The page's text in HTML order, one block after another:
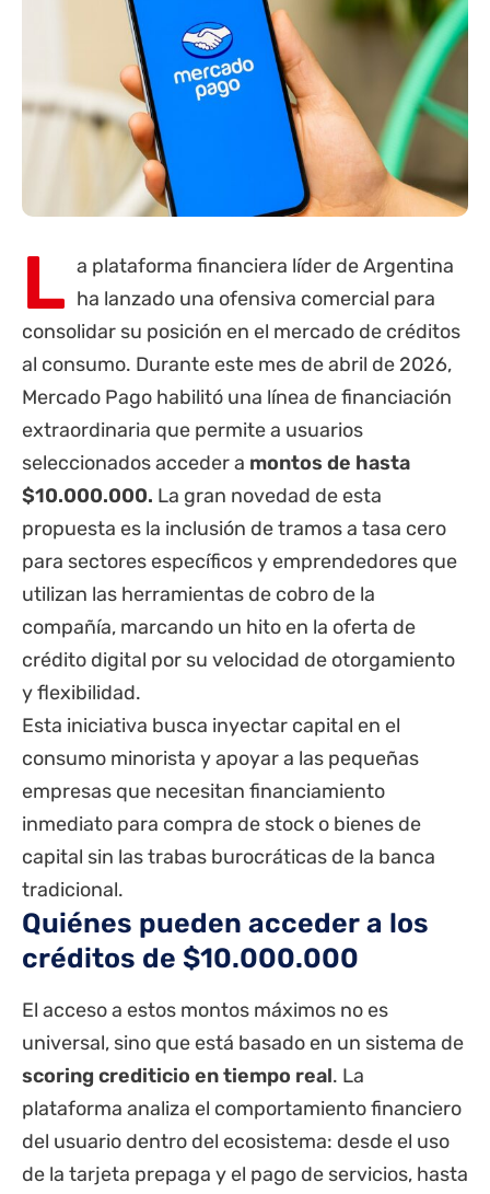
L a plataforma financiera líder de Argentina
ha lanzado una ofensiva comercial para
consolidar su posición en el mercado de créditos
al consumo. Durante este mes de abril de 2026,
Mercado Pago habilitó una línea de financiación
extraordinaria que permite a usuarios
seleccionados acceder a montos de hasta
$10.000.000. La gran novedad de esta
propuesta es la inclusión de tramos a tasa cero
para sectores específicos y emprendedores que
utilizan las herramientas de cobro de la
compañía, marcando un hito en la oferta de
crédito digital por su velocidad de otorgamiento
y flexibilidad.
Esta iniciativa busca inyectar capital en el
consumo minorista y apoyar a las pequeñas
empresas que necesitan financiamiento
inmediato para compra de stock o bienes de
capital sin las trabas burocráticas de la banca
tradicional.
Quiénes pueden acceder a los
créditos de $10.000.000
El acceso a estos montos máximos no es
universal, sino que está basado en un sistema de
scoring crediticio en tiempo real. La
plataforma analiza el comportamiento financiero
del usuario dentro del ecosistema: desde el uso
de la tarjeta prepaga y el pago de servicios, hasta